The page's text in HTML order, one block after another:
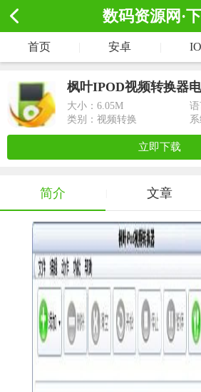
数码资源网·
首页 安卓
枫叶IPOD视频转换器
大小： 6.05M
类别：视频转换
立即下载
简介 文章